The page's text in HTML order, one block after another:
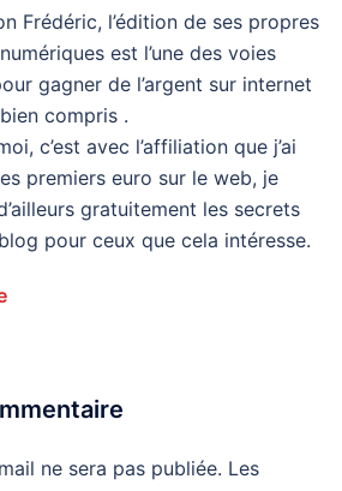
Frédéric, l’édition de ses propres
est l’une des voies
gagner de l’argent sur internet
compris .
c’est avec l’affiliation que j’ai
premiers euro sur le web, je
gratuitement les secrets
pour ceux que cela intéresse.
ne sera pas publiée. Les